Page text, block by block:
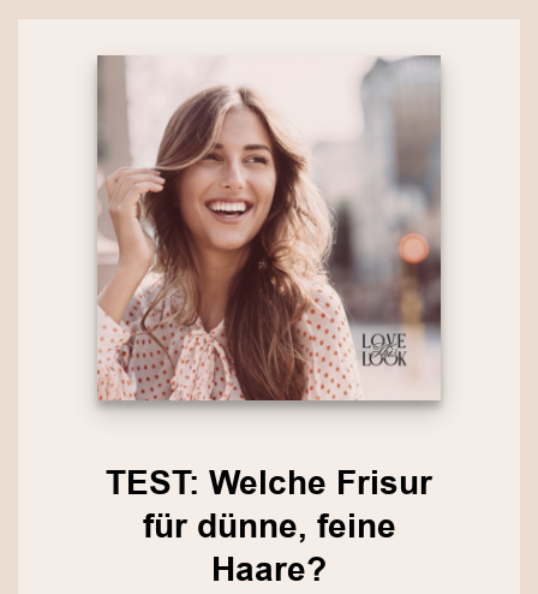
TEST: Welche Frisur
für dünne, feine
Haare?